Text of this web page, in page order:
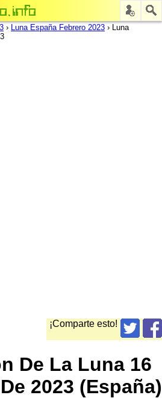
› Luna España Febrero 2023 › Luna
¡Comparte esto!
De La Luna 16
2023 (España)